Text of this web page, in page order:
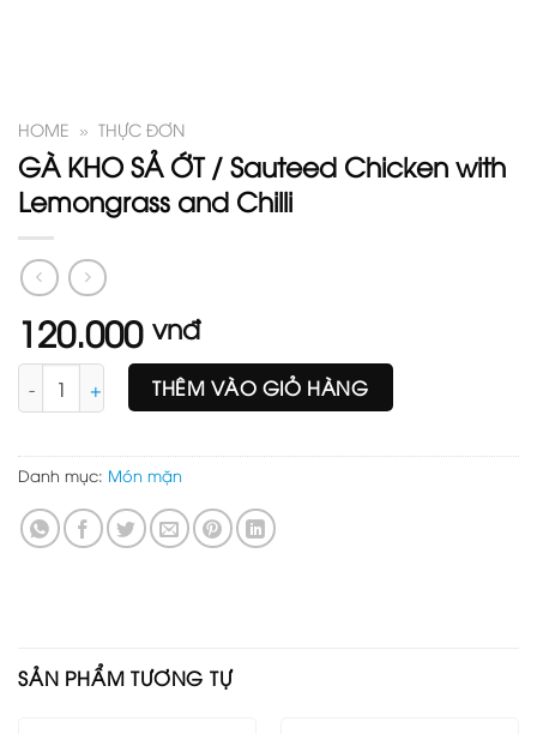
HOME » THỰC ĐƠN
GÀ KHO SẢ ỚT / Sauteed Chicken with
Lemongrass and Chilli
120.000 vnđ
GÀ KHO SẢ ỚT / Sauteed Chicken with Lemongrass and Chilli
THÊM VÀO GIỎ HÀNG
Danh mục: Món mặn
SẢN PHẨM TƯƠNG TỰ